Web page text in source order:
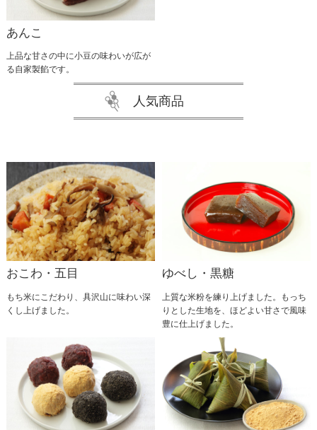
あんこ
上品な甘さの中に小豆の味わいが広が
る自家製餡です。
人気商品
おこわ・五目
もち米にこだわり、具沢山に味わい深
くし上げました。
ゆべし・黒糖
上質な米粉を練り上げました。もっち
りとした生地を、ほどよい甘さで風味
豊に仕上げました。